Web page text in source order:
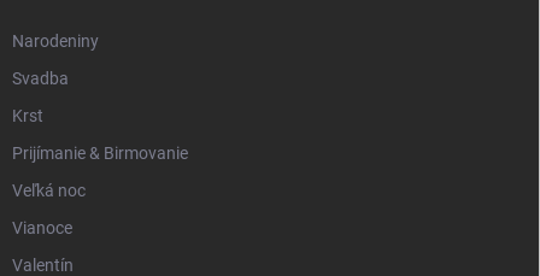
Narodeniny
Svadba
Krst
Prijímanie & Birmovanie
Veľká noc
Vianoce
Valentín